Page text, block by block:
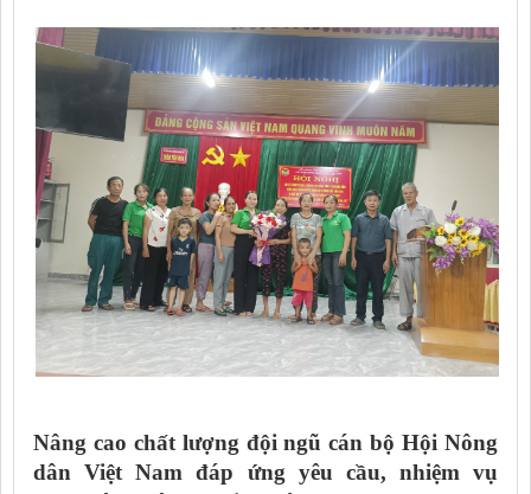
Nâng cao chất lượng đội ngũ cán bộ Hội Nông
dân Việt Nam đáp ứng yêu cầu, nhiệm vụ